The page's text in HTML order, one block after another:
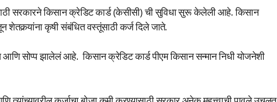
सरकारने किसान क्रेडिट कार्ड (केसीसी) ची सुविधा सुरू केलेली आहे. किसान
शेतकर्‍यांना कृषी संबंधित वस्तूंसाठी कर्ज दिले जाते.
आणि सोप्प झालेलं आहे. किसान क्रेडिट कार्ड पीएम किसान सन्मान निधी योजनेशी